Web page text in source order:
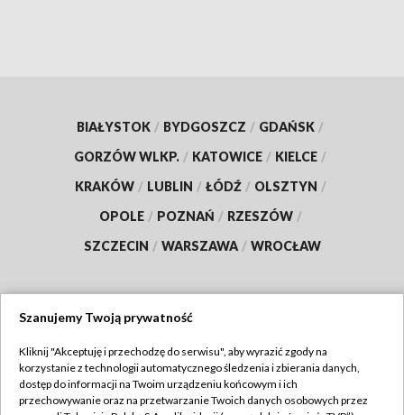
BIAŁYSTOK / BYDGOSZCZ / GDAŃSK /
GORZÓW WLKP. / KATOWICE / KIELCE /
KRAKÓW / LUBLIN / ŁÓDŹ / OLSZTYN /
OPOLE / POZNAŃ / RZESZÓW /
SZCZECIN / WARSZAWA / WROCŁAW
TVP
Abonament TVP
Regulamin TVP
Szanujemy Twoją prywatność
Kliknij "Akceptuję i przechodzę do serwisu", aby wyrazić zgody na
korzystanie z technologii automatycznego śledzenia i zbierania danych,
dostęp do informacji na Twoim urządzeniu końcowym i ich
przechowywanie oraz na przetwarzanie Twoich danych osobowych przez